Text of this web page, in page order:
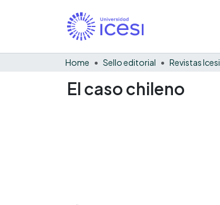
Home Sello editorial Revistas Icesi
El caso chileno